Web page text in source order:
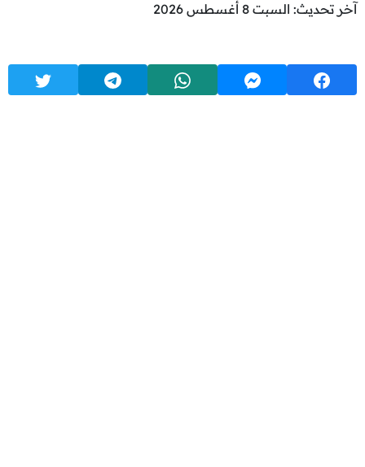
آخر تحديث: السبت 8 أغسطس 2026